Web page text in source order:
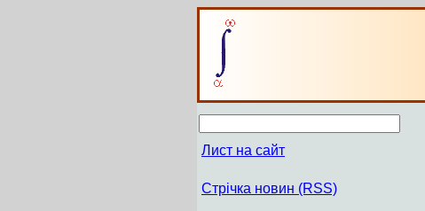
Лист на сайт
Стрічка новин (RSS)